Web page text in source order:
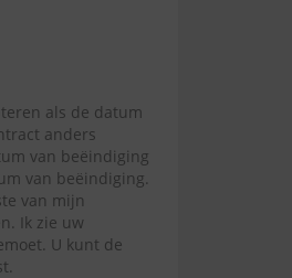
als de datum
anders
van beëindiging
van beëindiging.
van mijn
Ik zie uw
U kunt de